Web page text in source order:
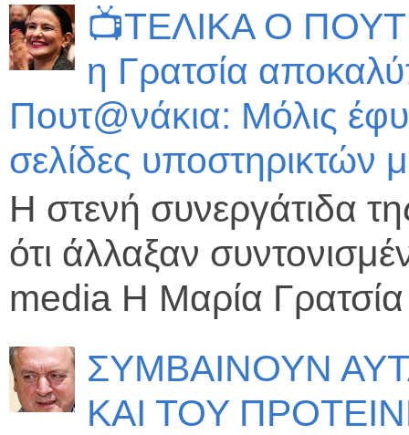
📺ΤΕΛΙΚΑ Ο
η Γρατσία
Πουτ@νάκια: Μόλις
σελίδες υποστηρικτών
Η στενή συνεργάτιδα
ότι άλλαξαν
media Η Μαρία
ΣΥΜΒΑΙΝΟΥΝ
ΚΑΙ ΤΟΥ